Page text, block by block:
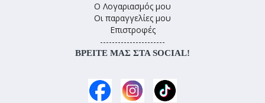
Ο Λογαριασμός μου
Οι παραγγελίες μου
Επιστροφές
----------------------
ΒΡΕΊΤΕ ΜΑΣ ΣΤΑ SOCIAL!